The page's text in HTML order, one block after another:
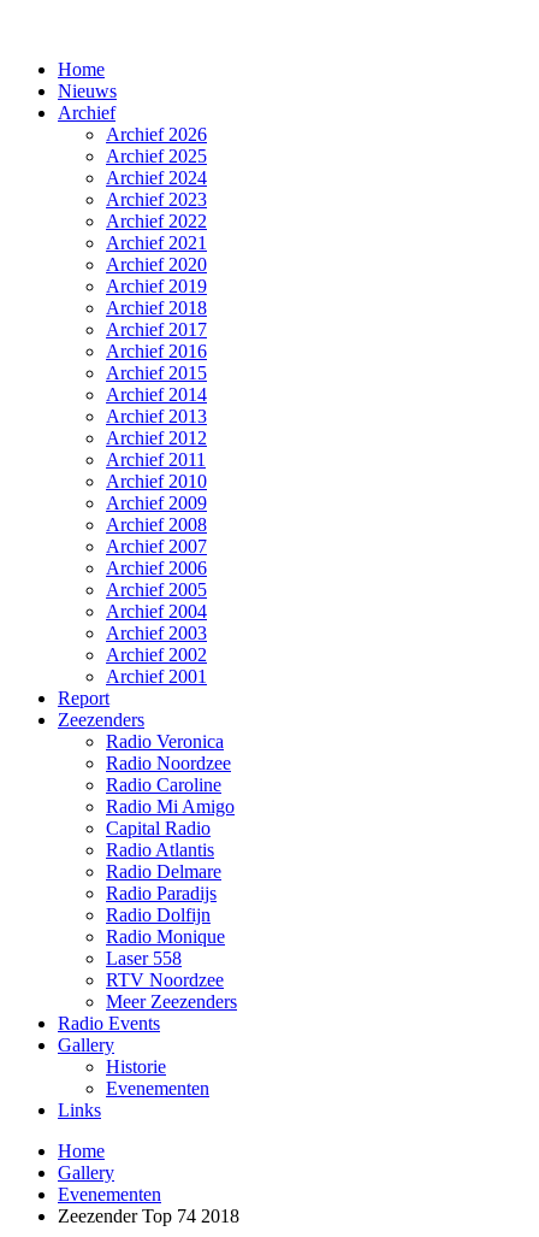
Home
Nieuws
Archief
Archief 2026
Archief 2025
Archief 2024
Archief 2023
Archief 2022
Archief 2021
Archief 2020
Archief 2019
Archief 2018
Archief 2017
Archief 2016
Archief 2015
Archief 2014
Archief 2013
Archief 2012
Archief 2011
Archief 2010
Archief 2009
Archief 2008
Archief 2007
Archief 2006
Archief 2005
Archief 2004
Archief 2003
Archief 2002
Archief 2001
Report
Zeezenders
Radio Veronica
Radio Noordzee
Radio Caroline
Radio Mi Amigo
Capital Radio
Radio Atlantis
Radio Delmare
Radio Paradijs
Radio Dolfijn
Radio Monique
Laser 558
RTV Noordzee
Meer Zeezenders
Radio Events
Gallery
Historie
Evenementen
Links
Home
Gallery
Evenementen
Zeezender Top 74 2018